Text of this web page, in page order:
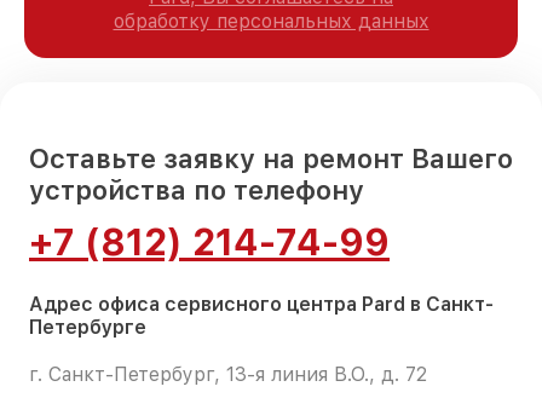
обработку персональных данных
Оставьте заявку на ремонт Вашего
устройства по телефону
+7 (812) 214-74-99
Адрес офиса сервисного центра Pard в Санкт-
Петербурге
г. Санкт-Петербург, 13-я линия В.О., д. 72